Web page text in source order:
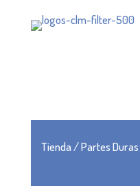
Tienda/Partes Duras